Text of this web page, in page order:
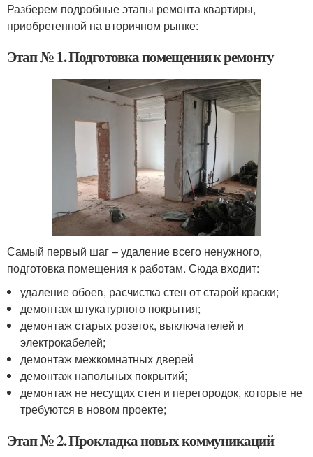
Разберем подробные этапы ремонта квартиры,
приобретенной на вторичном рынке:
Этап № 1. Подготовка помещения к ремонту
Самый первый шаг – удаление всего ненужного,
подготовка помещения к работам. Сюда входит:
удаление обоев, расчистка стен от старой краски;
демонтаж штукатурного покрытия;
демонтаж старых розеток, выключателей и
электрокабелей;
демонтаж межкомнатных дверей
демонтаж напольных покрытий;
демонтаж не несущих стен и перегородок, которые не
требуются в новом проекте;
Этап № 2. Прокладка новых коммуникаций